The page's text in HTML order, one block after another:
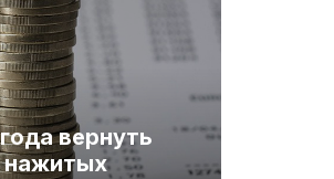
вернуть
нажитых